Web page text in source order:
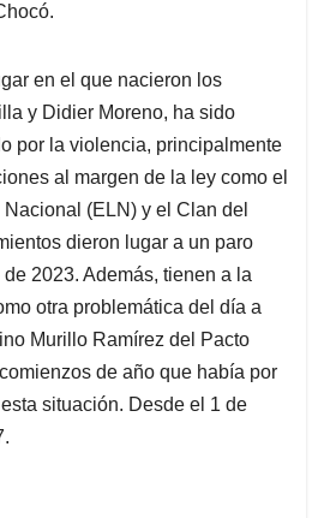
en el que nacieron los
y Didier Moreno, ha sido
por la violencia, principalmente
al margen de la ley como el
(ELN) y el Clan del
dieron lugar a un paro
2023. Además, tienen a la
otra problemática del día a
Murillo Ramírez del Pacto
de año que había por
situación. Desde el 1 de